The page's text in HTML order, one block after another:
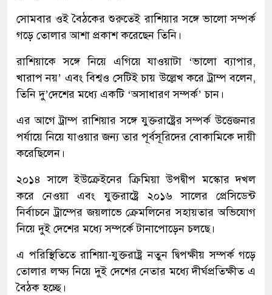
সোমবার ওই বৈঠকের শুরুতেই রাশিয়ার সঙ্গে ভালো সম্পর্ক
গড়ে তোলার আশা প্রকাশ করেছেন তিনি।
রাশিয়াকে সঙ্গে নিয়ে এগিয়ে যাওয়াটা ‘ভালো ব্যাপার,
খারাপ নয়’ এবং বিশ্বও সেটিই চায় উল্লেখ করে ট্রাম্প বলেন,
তিনি দু’দেশের মধ্যে একটি ‘অসাধারণ সম্পর্ক’ চান।
এর আগে ট্রাম্প রাশিয়ার সঙ্গে যুক্তরাষ্ট্রের সম্পর্ক উত্তেজনার
পর্যায়ে নিয়ে যাওয়ার জন্য তার পূর্বসূরিদের বোকামিকে দায়ী
করেছিলেন।
২০১৪ সালে ইউক্রেইনের ক্রিমিয়া উপদ্বীপ মস্কোর দখল
করে নেওয়া এবং যুক্তরাষ্ট্রে ২০১৬ সালের প্রেসিডেন্ট
নির্বাচনে ট্রাম্পের জয়লাভে ক্রেমলিনের সহায়তার অভিযোগ
নিয়ে দুই দেশের মধ্যে সম্পর্কে টানাপোড়েন চলছে।
এ পরিস্থিতিতে রাশিয়া-যুক্তরাষ্ট্র নতুন দ্বিপক্ষীয় সম্পর্ক গড়ে
তোলার লক্ষ্য নিয়ে দুই দেশের নেতার মধ্যে দীর্ঘপ্রতিক্ষীত এ
বৈঠক হচ্ছে।